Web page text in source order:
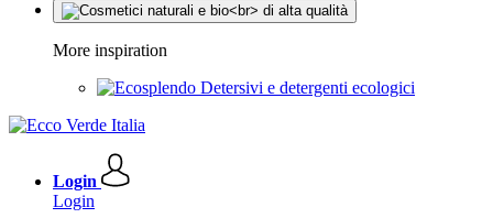
More inspiration
Detersivi e detergenti ecologici
Login
Login